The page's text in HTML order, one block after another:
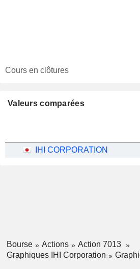
Cours en clôtures
Valeurs comparées
IHI CORPORATION
Bourse Actions
Action 7013
Graphiques IHI Corporation